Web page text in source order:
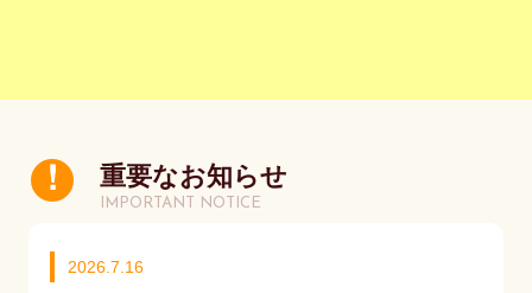
重要なお知らせ
IMPORTANT NOTICE
2026.7.16